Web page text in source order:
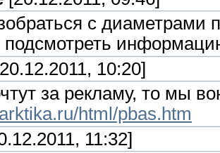
с
подсмотреть
10:20]
за рекламу, то мы
html/pbas.htm
11:32]